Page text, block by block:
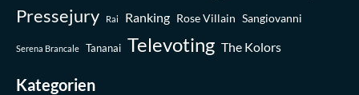
Pressejury Rai Ranking Rose Villain Sangiovanni
Serena Brancale Tananai Televoting The Kolors
Kategorien